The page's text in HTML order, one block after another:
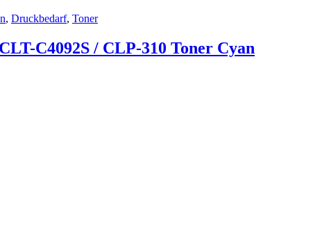
, Druckbedarf, Toner
C4092S / CLP-310 Toner Cyan